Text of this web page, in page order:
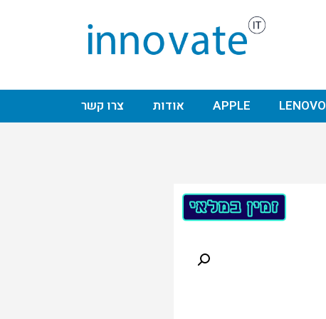
LENOVO
APPLE אודות צרו קשר